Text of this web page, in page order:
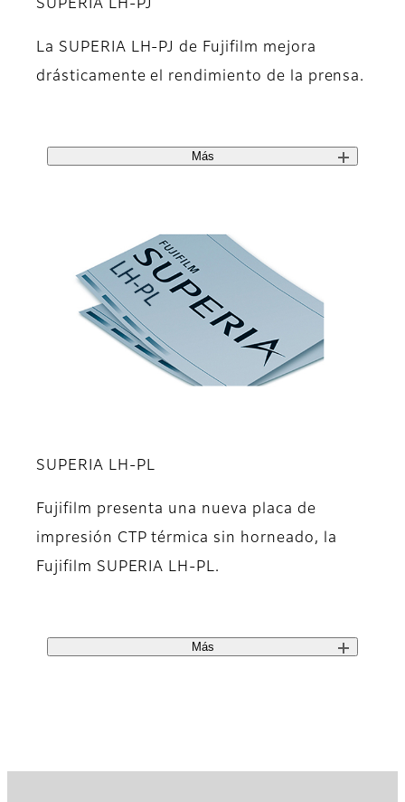
SUPERIA LH-PJ
La SUPERIA LH-PJ de Fujifilm mejora
drásticamente el rendimiento de la prensa.
Más
SUPERIA LH-PL
Fujifilm presenta una nueva placa de
impresión CTP térmica sin horneado, la
Fujifilm SUPERIA LH-PL.
Más